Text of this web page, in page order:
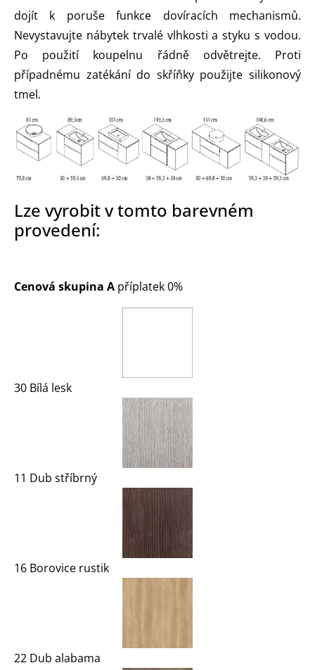
dojít k poruše funkce dovíracích mechanismů.
Nevystavujte nábytek trvalé vlhkosti a styku s vodou.
Po použití koupelnu řádně odvětrejte. Proti
případnému zatékání do skříňky použijte silikonový
tmel.
Lze vyrobit v tomto barevném
provedení:
Cenová skupina A příplatek 0%
30 Bílá lesk
11 Dub stříbrný
16 Borovice rustik
22 Dub alabama